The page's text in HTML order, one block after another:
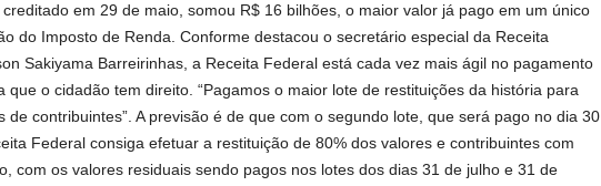
em 29 de maio, somou R$ 16 bilhões, o maior valor já pago em um único
do Imposto de Renda. Conforme destacou o secretário especial da Receita
Sakiyama Barreirinhas, a Receita Federal está cada vez mais ágil no pagamento
que o cidadão tem direito. “Pagamos o maior lote de restituições da história para
de contribuintes”. A previsão é de que com o segundo lote, que será pago no dia 30
Federal consiga efetuar a restituição de 80% dos valores e contribuintes com
com os valores residuais sendo pagos nos lotes dos dias 31 de julho e 31 de